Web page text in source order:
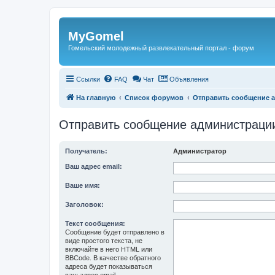
Регистрация
MyGomel
Гомельский молодежный развлекательный портал - форум
Ссылки FAQ Чат Объявления
На главную Список форумов Отправить сообщение
Отправить сообщение
Получатель: Администратор
Ваш адрес email:
Ваше имя:
Заголовок:
Текст сообщения:
Сообщение будет отправлено в
виде простого текста, не
включайте в него HTML или
BBCode. В качестве обратного
адреса будет показываться